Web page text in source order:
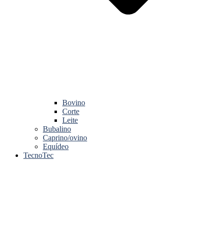
Bovino
Corte
Leite
Bubalino
Caprino/ovino
Equídeo
TecnoTec